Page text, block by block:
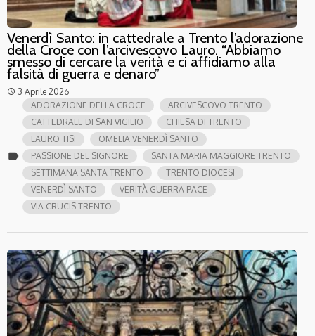
Venerdì Santo: in cattedrale a Trento l’adorazione
della Croce con l’arcivescovo Lauro. “Abbiamo
smesso di cercare la verità e ci affidiamo alla
falsità di guerra e denaro”
access_time 3 Aprile 2026
label
ADORAZIONE DELLA CROCE
ARCIVESCOVO TRENTO
CATTEDRALE DI SAN VIGILIO
CHIESA DI TRENTO
LAURO TISI
OMELIA VENERDÌ SANTO
PASSIONE DEL SIGNORE
SANTA MARIA MAGGIORE TRENTO
SETTIMANA SANTA TRENTO
TRENTO DIOCESI
VENERDÌ SANTO
VERITÀ GUERRA PACE
VIA CRUCIS TRENTO